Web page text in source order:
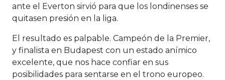
ante el Everton sirvió para que los londinenses se
quitasen presión en la liga.
El resultado es palpable. Campeón de la Premier,
y finalista en Budapest con un estado anímico
excelente, que nos hace confiar en sus
posibilidades para sentarse en el trono europeo.